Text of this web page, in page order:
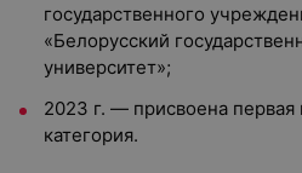
государственного
«Белорусский
университет»;
2023 г. — присвоена первая
категория.